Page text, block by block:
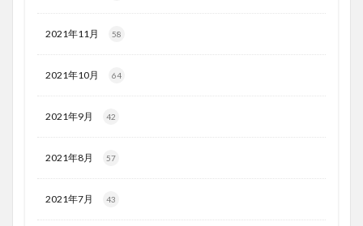
2021年11月 58
2021年10月 64
2021年9月 42
2021年8月 57
2021年7月 43